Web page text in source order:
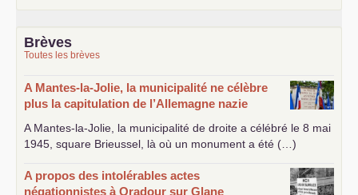
Brèves
Toutes les brèves
A Mantes-la-Jolie, la municipalité ne célèbre
plus la capitulation de l’Allemagne nazie
A Mantes-la-Jolie, la municipalité de droite a célébré le 8 mai
1945, square Brieussel, là où un monument a été (…)
A propos des intolérables actes
négationnistes à Oradour sur Glane